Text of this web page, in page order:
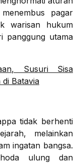
pagar
warisan hukum
panggung utama
Susuri Sisa
di Batavia
tidak berhenti
melainkan
ingatan bangsa.
ulung dan